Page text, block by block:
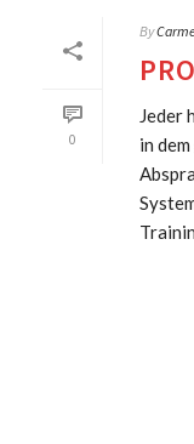
0
By
Jeder
in